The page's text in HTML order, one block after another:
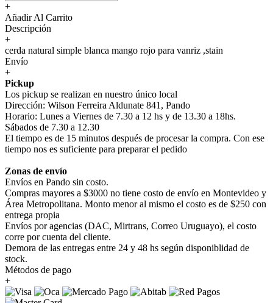
+
Añadir Al Carrito
Descripción
+
cerda natural simple blanca mango rojo para vanriz ,stain
Envío
+
Pickup
Los pickup se realizan en nuestro único local
Dirección: Wilson Ferreira Aldunate 841, Pando
Horario: Lunes a Viernes de 7.30 a 12 hs y de 13.30 a 18hs.
Sábados de 7.30 a 12.30
El tiempo es de 15 minutos después de procesar la compra. Con ese
tiempo nos es suficiente para preparar el pedido
Zonas de envío
Envíos en Pando sin costo.
Compras mayores a $3000 no tiene costo de envío en Montevideo y
Área Metropolitana. Monto menor al mismo el costo es de $250 con
entrega propia
Envíos por agencias (DAC, Mirtrans, Correo Uruguayo), el costo
corre por cuenta del cliente.
Demora de las entregas entre 24 y 48 hs según disponiblidad de
stock.
Métodos de pago
+